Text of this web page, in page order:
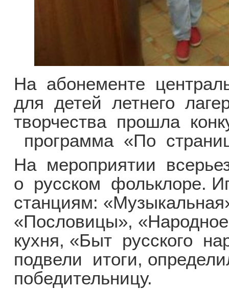
На абонементе
для детей летнего
творчества прошла
программа «По
На мероприятии
о русском фольклоре.
станциям:
«Пословицы»,
кухня, «Быт русского
подвели итоги,
победительницу.